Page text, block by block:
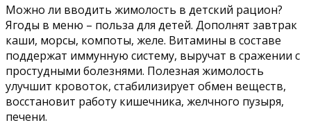
Можно ли вводить жимолость в детский рацион?
Ягоды в меню – польза для детей. Дополнят завтрак
каши, морсы, компоты, желе. Витамины в составе
поддержат иммунную систему, выручат в сражении с
простудными болезнями. Полезная жимолость
улучшит кровоток, стабилизирует обмен веществ,
восстановит работу кишечника, желчного пузыря,
печени.